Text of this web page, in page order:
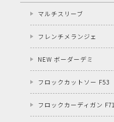
マルチスリーブ
フレンチメランジェ
NEW ボーダーデミ
フロックカットソー F53
フロックカーディガン F71